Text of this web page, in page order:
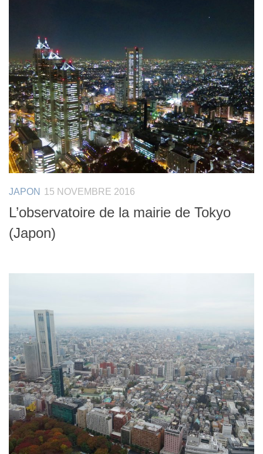
JAPON 15 NOVEMBRE 2016
L’observatoire de la mairie de Tokyo
(Japon)